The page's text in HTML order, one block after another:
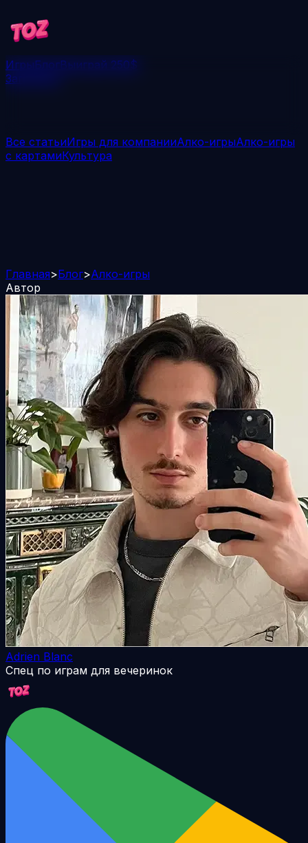
ИгрыБлогВыиграй 250$
Загрузить
Все статьиИгры для компанииАлко-игрыАлко-игры
с картамиКультура
Главная>Блог>Алко-игры
Автор
Adrien Blanc
Спец по играм для вечеринок